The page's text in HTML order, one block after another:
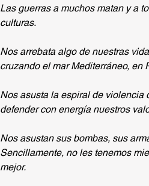
Las guerras a muchos matan y a
culturas.
Nos arrebata algo de nuestras
cruzando el mar Mediterráneo, en
Nos asusta la espiral de violencia
defender con energía nuestros
Nos asustan sus bombas, sus
Sencillamente, no les tenemos
mejor.